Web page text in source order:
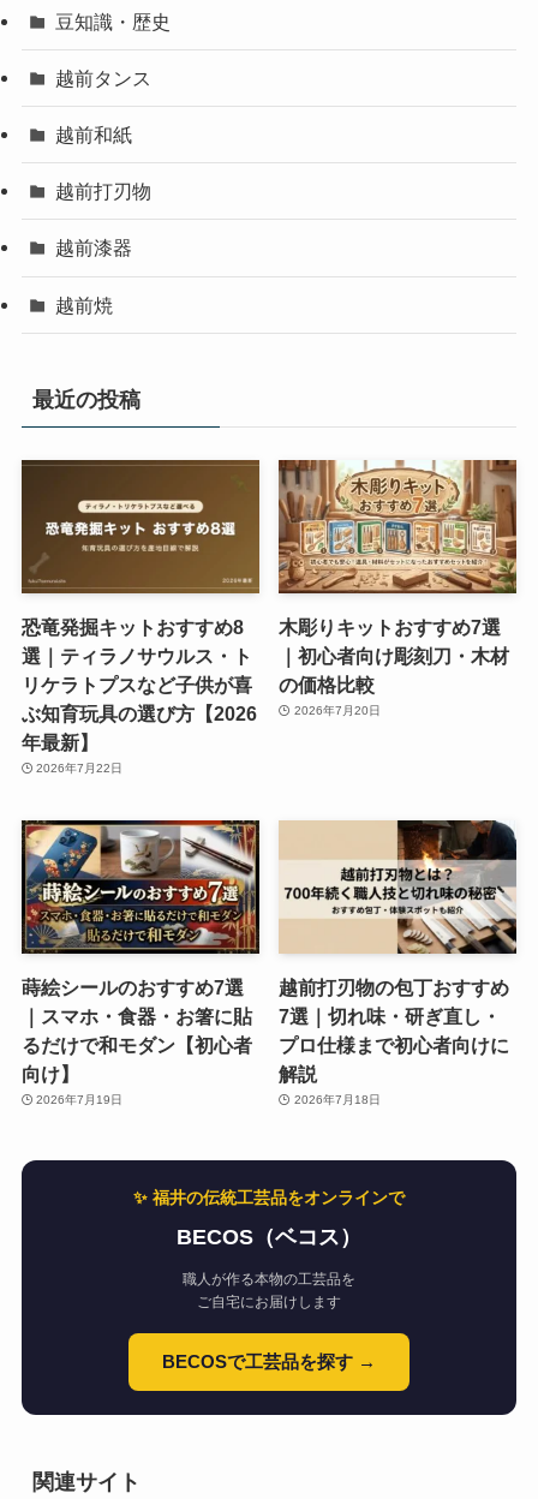
豆知識・歴史
越前タンス
越前和紙
越前打刃物
越前漆器
越前焼
最近の投稿
恐竜発掘キットおすすめ8
選｜ティラノサウルス・ト
リケラトプスなど子供が喜
ぶ知育玩具の選び方【2026
年最新】
2026年7月22日
木彫りキットおすすめ7選
｜初心者向け彫刻刀・木材
の価格比較
2026年7月20日
蒔絵シールのおすすめ7選
｜スマホ・食器・お箸に貼
るだけで和モダン【初心者
向け】
2026年7月19日
越前打刃物の包丁おすすめ
7選｜切れ味・研ぎ直し・
プロ仕様まで初心者向けに
解説
2026年7月18日
✨ 福井の伝統工芸品をオンラインで
BECOS（ベコス）
職人が作る本物の工芸品を
ご自宅にお届けします
BECOSで工芸品を探す →
関連サイト